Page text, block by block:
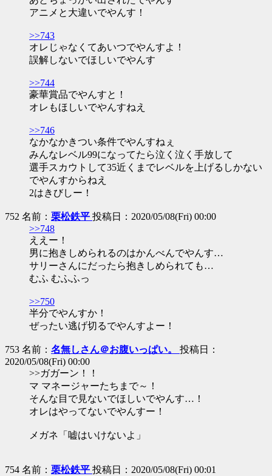
アニメと大違いでやんす！
>>743
オレじゃなくてあいつでやんすよ！
誤解しないでほしいでやんす
>>744
豪華賞品でやんすと！
オレもほしいでやんすねえ
>>746
なかなかきつい条件でやんすねぇ
みんなレベル99になってたら泣く泣く手放して
選手スカウトして35近くまでレベルを上げるしかない
でやんすからねえ
2はきびしー！
752 名前： 栗松鉄平 投稿日：2020/05/08(Fri) 00:00
>>748
ええー！
男に抱きしめられるのはかんべんでやんす…
サリーさんにだったら抱きしめられても…
むふ むふふっ
>>750
半分でやんすか！
ぜったい逃げ切るでやんすよー！
753 名前： 名無しさん＠お腹いっぱい。 投稿日：
2020/05/08(Fri) 00:00
>>ガガーン！！
マ マネージャーたちまで～！
そんな目で見ないでほしいでやんす…！
オレはやってないでやんすー！
メガネ「嘘はいけないよ」
754 名前： 栗松鉄平 投稿日：2020/05/08(Fri) 00:01